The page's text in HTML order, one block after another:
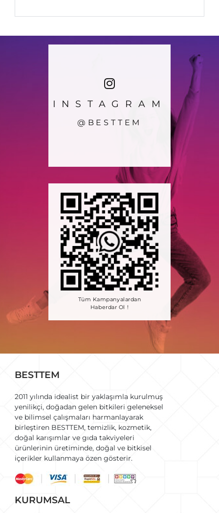
INSTAGRAM
@BESTTEM
Tüm Kampanyalardan
Haberdar Ol !
BESTTEM
2011 yılında idealist bir yaklaşımla kurulmuş
yenilikçi, doğadan gelen bitkileri geleneksel
ve bilimsel çalışmaları harmanlayarak
birleştiren BESTTEM, temizlik, kozmetik,
doğal karışımlar ve gıda takviyeleri
ürünlerinin üretiminde, doğal ve bitkisel
içerikler kullanmaya özen gösterir.
KURUMSAL